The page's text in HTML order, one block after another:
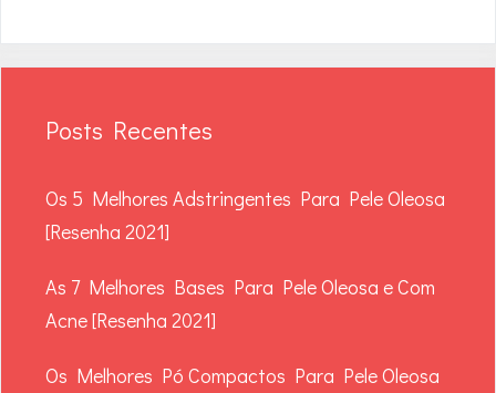
Posts Recentes
Os 5 Melhores Adstringentes Para Pele Oleosa
[Resenha 2021]
As 7 Melhores Bases Para Pele Oleosa e Com
Acne [Resenha 2021]
Os Melhores Pó Compactos Para Pele Oleosa